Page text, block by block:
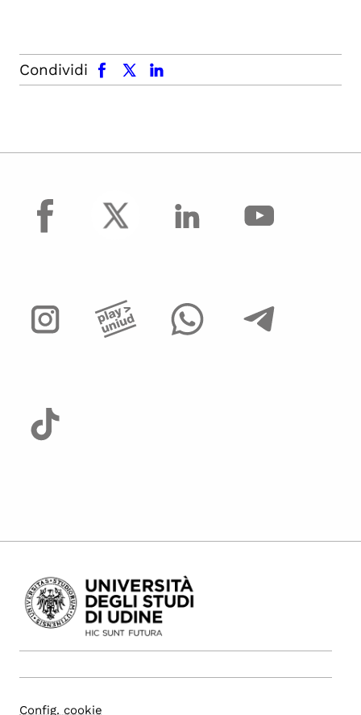
Condividi
facebook x.com linkedin
facebook
Config. cookie